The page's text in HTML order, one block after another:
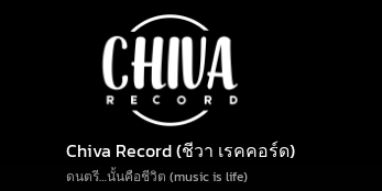
Chiva Record (ชีวา เรคคอร์ด)
ดนตรี…นั้นคือชีวิต (music is life)